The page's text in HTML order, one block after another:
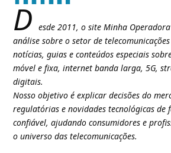
D esde 2011, o site Minha
análise sobre o setor de
notícias, guias e conteúdos especiais
móvel e fixa, internet banda larga, 5G,
digitais.
Nosso objetivo é explicar decisões do
regulatórias e novidades tecnológicas de
confiável, ajudando consumidores e
o universo das telecomunicações.